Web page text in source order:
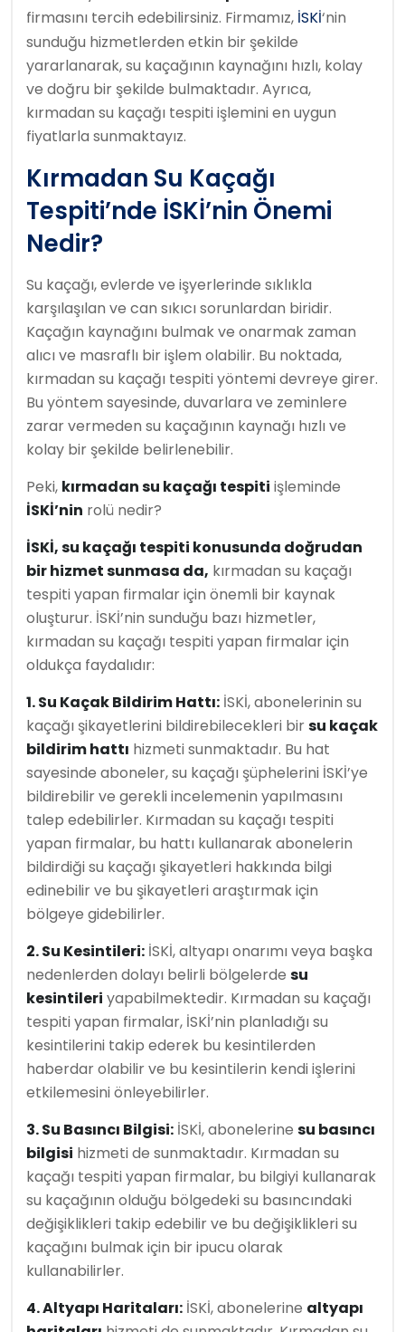
firmasını tercih edebilirsiniz. Firmamız, İSKİ‘nin
sunduğu hizmetlerden etkin bir şekilde
yararlanarak, su kaçağının kaynağını hızlı, kolay
ve doğru bir şekilde bulmaktadır. Ayrıca,
kırmadan su kaçağı tespiti işlemini en uygun
fiyatlarla sunmaktayız.
Kırmadan Su Kaçağı
Tespiti’nde İSKİ’nin Önemi
Nedir?
Su kaçağı, evlerde ve işyerlerinde sıklıkla
karşılaşılan ve can sıkıcı sorunlardan biridir.
Kaçağın kaynağını bulmak ve onarmak zaman
alıcı ve masraflı bir işlem olabilir. Bu noktada,
kırmadan su kaçağı tespiti yöntemi devreye girer.
Bu yöntem sayesinde, duvarlara ve zeminlere
zarar vermeden su kaçağının kaynağı hızlı ve
kolay bir şekilde belirlenebilir.
Peki, kırmadan su kaçağı tespiti işleminde
İSKİ’nin rolü nedir?
İSKİ, su kaçağı tespiti konusunda doğrudan
bir hizmet sunmasa da, kırmadan su kaçağı
tespiti yapan firmalar için önemli bir kaynak
oluşturur. İSKİ’nin sunduğu bazı hizmetler,
kırmadan su kaçağı tespiti yapan firmalar için
oldukça faydalıdır:
1. Su Kaçak Bildirim Hattı: İSKİ, abonelerinin su
kaçağı şikayetlerini bildirebilecekleri birsu kaçak
bildirim hattı hizmeti sunmaktadır. Bu hat
sayesinde aboneler, su kaçağı şüphelerini İSKİ’ye
bildirebilir ve gerekli incelemenin yapılmasını
talep edebilirler. Kırmadan su kaçağı tespiti
yapan firmalar, bu hattı kullanarak abonelerin
bildirdiği su kaçağı şikayetleri hakkında bilgi
edinebilir ve bu şikayetleri araştırmak için
bölgeye gidebilirler.
2. Su Kesintileri: İSKİ, altyapı onarımı veya başka
nedenlerden dolayı belirli bölgelerde su
kesintileri yapabilmektedir. Kırmadan su kaçağı
tespiti yapan firmalar, İSKİ’nin planladığı su
kesintilerini takip ederek bu kesintilerden
haberdar olabilir ve bu kesintilerin kendi işlerini
etkilemesini önleyebilirler.
3. Su Basıncı Bilgisi: İSKİ, abonelerine su basıncı
bilgisi hizmeti de sunmaktadır. Kırmadan su
kaçağı tespiti yapan firmalar, bu bilgiyi kullanarak
su kaçağının olduğu bölgedeki su basıncındaki
değişiklikleri takip edebilir ve bu değişiklikleri su
kaçağını bulmak için bir ipucu olarak
kullanabilirler.
4. Altyapı Haritaları: İSKİ, abonelerine altyapı